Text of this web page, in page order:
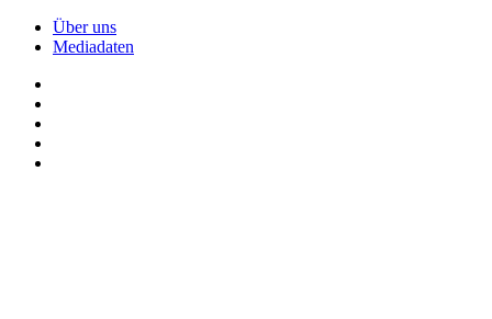
Über uns
Mediadaten